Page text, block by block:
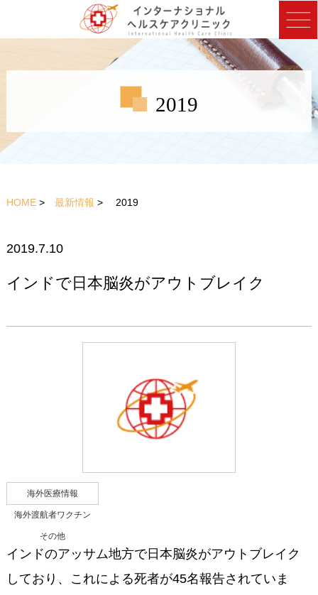
2019
HOME> 最新情報 > 2019
2019.7.10
インドで日本脳炎がアウトブレイク
海外医療情報
海外渡航者ワクチン
その他
インドのアッサム地方で日本脳炎がアウトブレイク
しており、これによる死者が45名報告されていま